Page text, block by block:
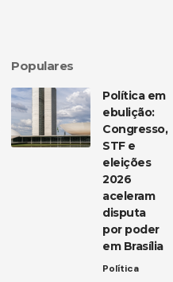
Populares
Política em
ebulição:
Congresso,
STF e
eleições
2026
aceleram
disputa
por poder
em Brasília
Política